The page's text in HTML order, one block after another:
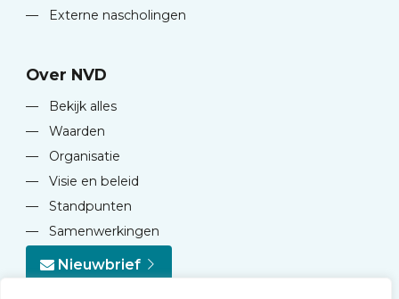
—
Externe nascholingen
Over NVD
—
Bekijk alles
—
Waarden
—
Organisatie
—
Visie en beleid
—
Standpunten
—
Samenwerkingen
Nieuwbrief